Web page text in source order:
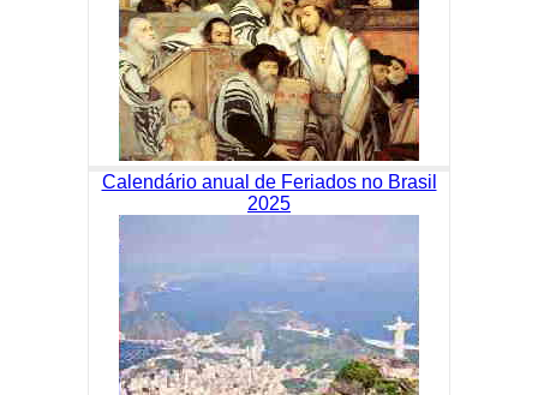
Calendário anual de Feriados no Brasil
2025